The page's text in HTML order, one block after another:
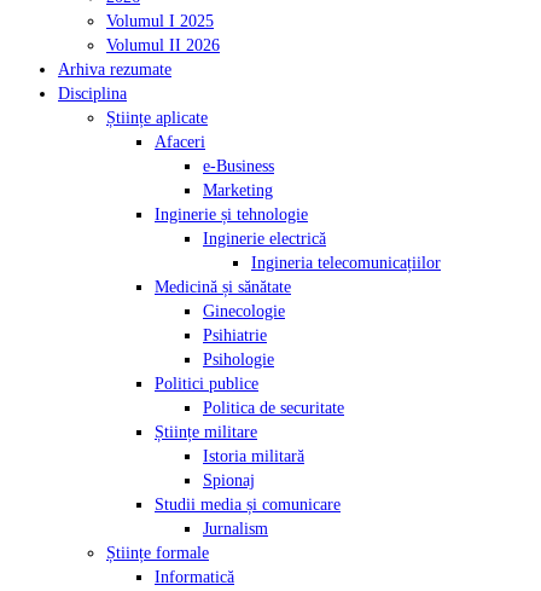
Volumul I 2025
Volumul II 2026
Arhiva rezumate
Disciplina
Științe aplicate
Afaceri
e-Business
Marketing
Inginerie și tehnologie
Inginerie electrică
Ingineria telecomunicațiilor
Medicină și sănătate
Ginecologie
Psihiatrie
Psihologie
Politici publice
Politica de securitate
Științe militare
Istoria militară
Spionaj
Studii media și comunicare
Jurnalism
Științe formale
Informatică